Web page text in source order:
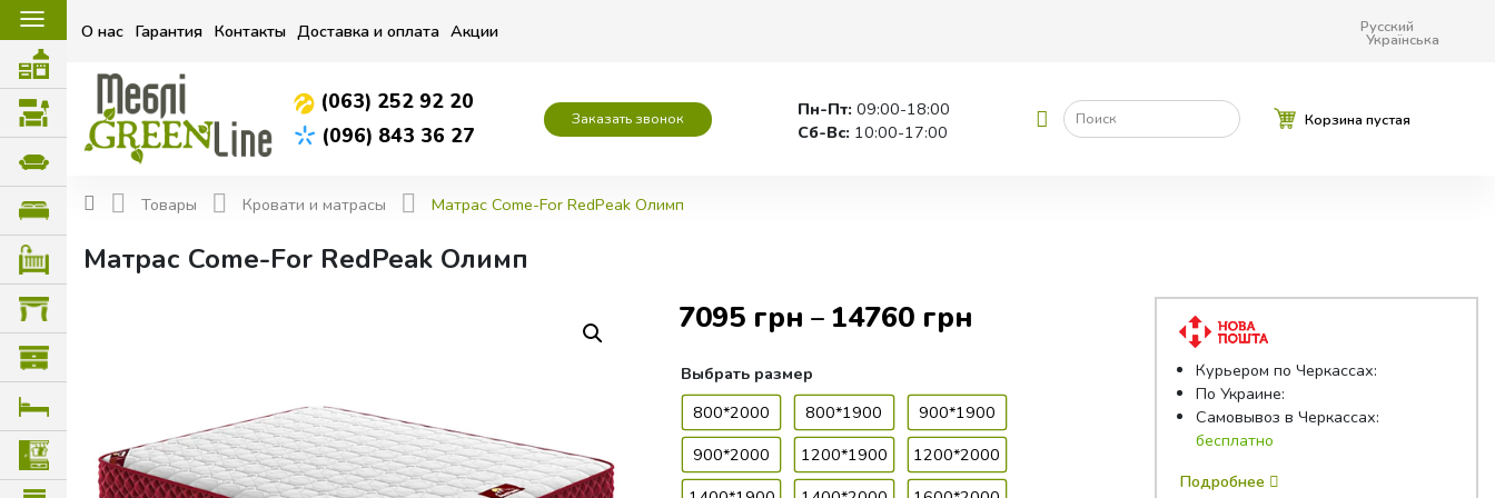
О нас Гарантия Контакты Доставка и оплата Акции Русский
Українська
(063) 252 92 20
(096) 843 36 27
Заказать звонок Пн-Пт: 09:00-18:00
Сб-Вс: 10:00-17:00
Поиск Корзина пустая
☰
Товары Кровати и матрасы Матрас Come-For RedPeak Олимп
Матрас Come-For RedPeak Олимп
7095 грн – 14760 грн
Выбрать размер
800*2000
800*1900
900*1900
900*2000
1200*1900
1200*2000
Курьером по Черкассах:
По Украине:
Самовывоз в Черкассах:
бесплатно
Подробнее